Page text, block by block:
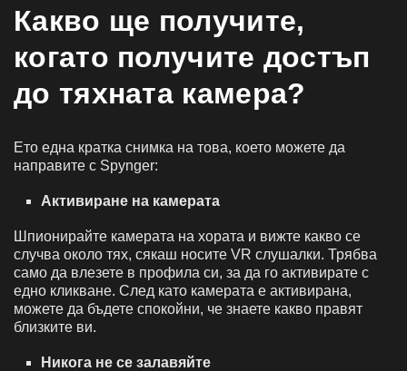
Какво ще получите,
когато получите достъп
до тяхната камера?
Ето една кратка снимка на това, което можете да
направите с Spynger:
Активиране на камерата
Шпионирайте камерата на хората и вижте какво се
случва около тях, сякаш носите VR слушалки. Трябва
само да влезете в профила си, за да го активирате с
едно кликване. След като камерата е активирана,
можете да бъдете спокойни, че знаете какво правят
близките ви.
Никога не се залавяйте